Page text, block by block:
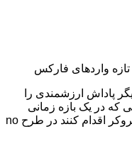
واردهای فارکس
پاداش ارزشمندی را
که در یک بازه زمانی
مشخص نسبت به افتتاح حساب در این بروکر اقدام کنند در طرح no